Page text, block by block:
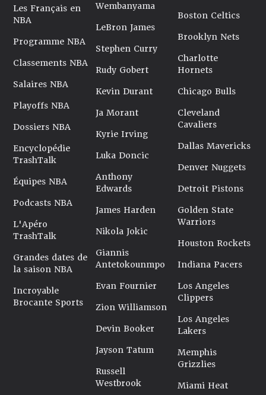
Les Français en
NBA
Programme NBA
Classements NBA
Salaires NBA
Playoffs NBA
Dossiers NBA
Encyclopédie
TrashTalk
Équipes NBA
Podcasts NBA
L'Apéro
TrashTalk
Grandes dates de
la saison NBA
Incroyable
Brocante Sports
Wembanyama
LeBron James
Stephen Curry
Rudy Gobert
Kevin Durant
Ja Morant
Kyrie Irving
Luka Doncic
Anthony
Edwards
James Harden
Nikola Jokic
Giannis
Antetokounmpo
Evan Fournier
Zion Williamson
Devin Booker
Jayson Tatum
Russell
Westbrook
Boston Celtics
Brooklyn Nets
Charlotte
Hornets
Chicago Bulls
Cleveland
Cavaliers
Dallas Mavericks
Denver Nuggets
Detroit Pistons
Golden State
Warriors
Houston Rockets
Indiana Pacers
Los Angeles
Clippers
Los Angeles
Lakers
Memphis
Grizzlies
Miami Heat